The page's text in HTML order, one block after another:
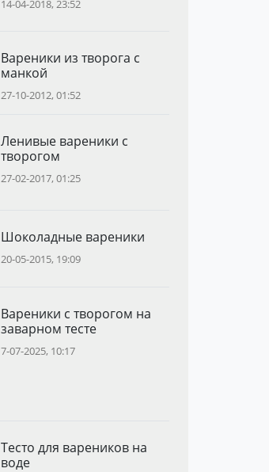
14-04-2018, 23:52
Вареники из творога с
манкой
27-10-2012, 01:52
Ленивые вареники с
творогом
27-02-2017, 01:25
Шоколадные вареники
20-05-2015, 19:09
Вареники с творогом на
заварном тесте
7-07-2025, 10:17
Тесто для вареников на
воде